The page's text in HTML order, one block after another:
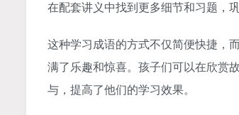
在配套讲义中找到更多细节和习题，
这种学习成语的方式不仅简便快捷，
满了乐趣和惊喜。孩子们可以在欣赏
与，提高了他们的学习效果。